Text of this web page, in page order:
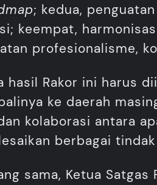
; kedua,
keempat,
profesionalisme,
hasil Rakor ini harus
ke daerah
kolaborasi antara
berbagai
sama, Ketua